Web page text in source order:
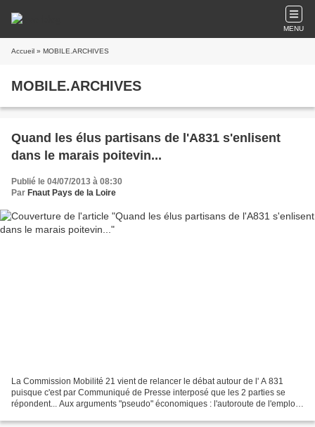
MENU
Accueil » MOBILE.ARCHIVES
MOBILE.ARCHIVES
Quand les élus partisans de l'A831 s'enlisent
dans le marais poitevin...
Publié le 04/07/2013 à 08:30
Par Fnaut Pays de la Loire
La Commission Mobilité 21 vient de relancer le débat autour de l' A 831
puisque c'est par Communiqué de Presse interposé que les 2 parties se
répondent... Aux arguments "pseudo" économiques : l'autoroute de l'emploi